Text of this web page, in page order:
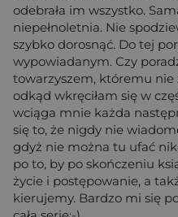
odebrała im wszystko.
niepełnoletnia. Nie
szybko dorosnąć. Do tej
wypowiadanym. Czy
towarzyszem, któremu nie
odkąd wkręciłam się w
wciąga mnie każda
się to, że nigdy nie
gdyż nie można tu ufać
po to, by po skończeniu
życie i postępowanie, a
kierujemy. Bardzo mi się